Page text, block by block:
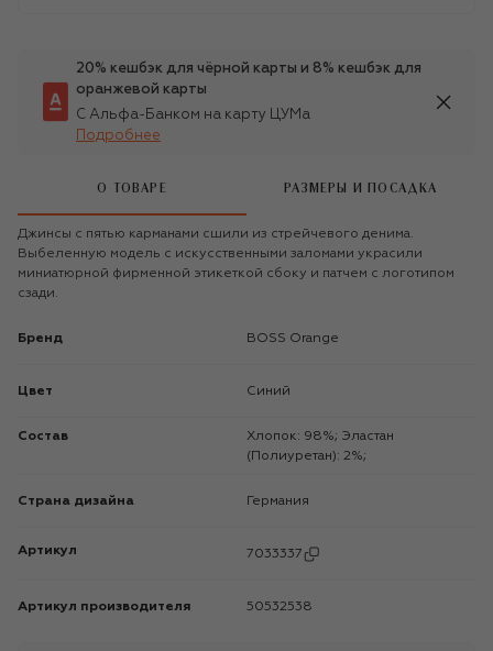
20% кешбэк для чёрной карты и 8% кешбэк для
оранжевой карты
С Альфа-Банком на карту ЦУМа
Подробнее
О ТОВАРЕ РАЗМЕРЫ И ПОСАДКА
Джинсы с пятью карманами сшили из стрейчевого денима.
Выбеленную модель с искусственными заломами украсили
миниатюрной фирменной этикеткой сбоку и патчем с логотипом
сзади.
Бренд BOSS Orange
Цвет Синий
Состав
Хлопок: 98%; Эластан
(Полиуретан): 2%;
Страна дизайна Германия
Артикул 7033337
Артикул производителя 50532538